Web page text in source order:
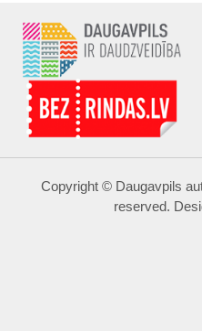
Copyright © Daugavpils
reserved.